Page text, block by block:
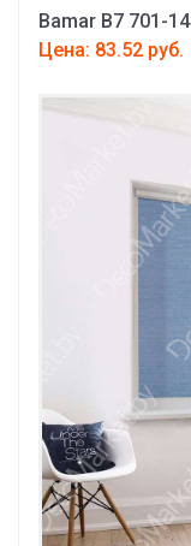
Bamar B7 701-14
Цена: 83.52 руб.